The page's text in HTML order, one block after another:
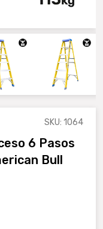
SKU: 1064
6 Pasos
Bull